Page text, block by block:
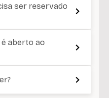
ser reservado
aberto ao